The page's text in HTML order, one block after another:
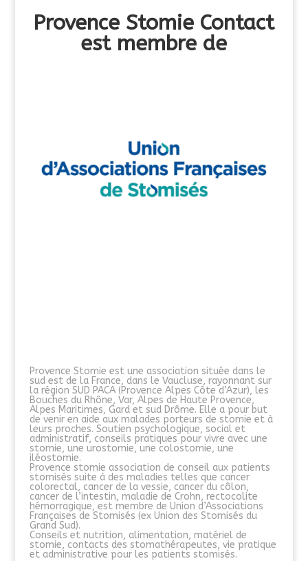
Provence Stomie Contact
est membre de
Provence Stomie est une association située dans le
sud est de la France, dans le Vaucluse, rayonnant sur
la région SUD PACA (Provence Alpes Côte d’Azur), les
Bouches du Rhône, Var, Alpes de Haute Provence,
Alpes Maritimes, Gard et sud Drôme. Elle a pour but
de venir en aide aux malades porteurs de stomie et à
leurs proches. Soutien psychologique, social et
administratif, conseils pratiques pour vivre avec une
stomie, une urostomie, une colostomie, une
iléostomie.
Provence stomie association de conseil aux patients
stomisés suite à des maladies telles que cancer
colorectal, cancer de la vessie, cancer du côlon,
cancer de l’intestin, maladie de Crohn, rectocolite
hémorragique, est membre de Union d’Associations
Françaises de Stomisés (ex Union des Stomisés du
Grand Sud).
Conseils et nutrition, alimentation, matériel de
stomie, contacts des stomathérapeutes, vie pratique
et administrative pour les patients stomisés.